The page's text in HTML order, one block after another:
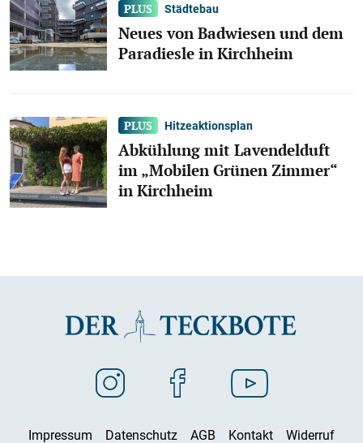
Städtebau
Neues von Badwiesen und dem
Paradiesle in Kirchheim
Hitzeaktionsplan
Abkühlung mit Lavendelduft
im „Mobilen Grünen Zimmer“
in Kirchheim
Impressum Datenschutz AGB Kontakt Widerruf